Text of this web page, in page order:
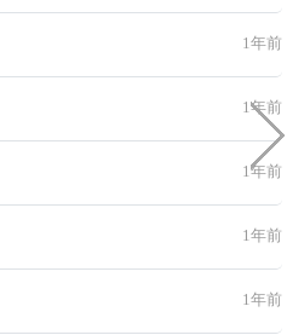
1年前
1年前
1年前
1年前
1年前